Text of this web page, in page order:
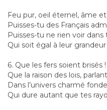
Feu pur, oeil éternel, âme
Puisses-tu des Français
Puisses-tu ne rien voir
Qui soit égal à leur grandeur
6. Que les fers soient brisés
Que la raison des lois,
Dans l’univers charmé
Qui dure autant que tes